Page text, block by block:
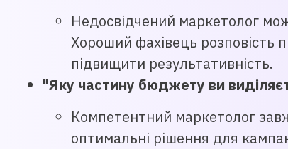
Недосвідчений маркетолог
Хороший фахівець розповість
підвищити результативність.
"Яку частину бюджету ви
Компетентний маркетолог
оптимальні рішення для